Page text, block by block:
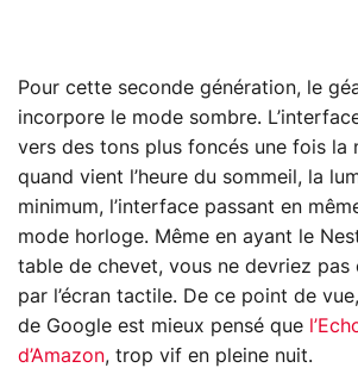
Pour cette seconde génération, le
incorpore le mode sombre.
vers des tons plus foncés une fois la
quand vient l’heure du sommeil, la
minimum, l’interface passant en
mode horloge. Même en ayant le
table de chevet, vous ne devriez pas
par l’écran tactile. De ce point de
de Google est mieux pensé que
d’Amazon, trop vif en pleine nuit.